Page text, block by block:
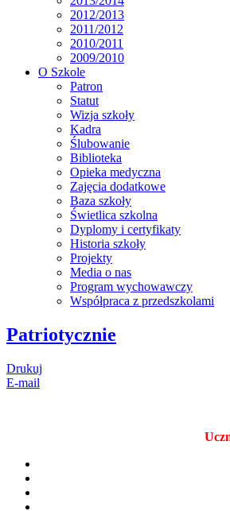
2012/2013
2011/2012
2010/2011
2009/2010
O Szkole
Patron
Statut
Wizja szkoły
Kadra
Ślubowanie
Biblioteka
Opieka medyczna
Zajęcia dodatkowe
Baza szkoły
Świetlica szkolna
Dyplomy i certyfikaty
Historia szkoły
Projekty
Media o nas
Program wychowawczy
Współpraca z przedszkolami
Patriotycznie
Drukuj
E-mail